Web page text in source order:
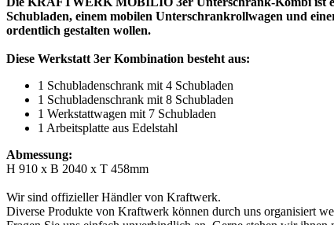
Schubladen, einem mobilen Unterschrankrollwagen und
ordentlich gestalten wollen.
Diese Werkstatt 3er Kombination besteht aus:
1 Schubladenschrank mit 4 Schubladen
1 Schubladenschrank mit 8 Schubladen
1 Werkstattwagen mit 7 Schubladen
1 Arbeitsplatte aus Edelstahl
Abmessung:
H 910 x B 2040 x T 458mm
Wir sind offizieller Händler von Kraftwerk.
Diverse Produkte von Kraftwerk können durch uns organisiert